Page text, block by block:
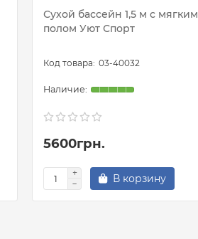
Сухой бассейн 1,5 м с мягким
полом Уют Спорт
03-40032
5600грн.
В корзину